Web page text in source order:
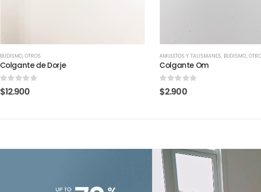
BUDISMO, OTROS
Colgante de Dorje
0out of 5
$12.900
AMULETOS Y TALISMANES, BUDISMO,
Colgante Om
0out of 5
$2.900
Reproductor
Video